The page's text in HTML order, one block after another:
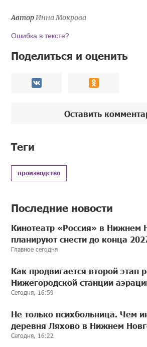
АвторИнна Мокрова
Ошибка в тексте?
Поделиться и оценить
Оставить
Теги
производство
Последние новости
Кинотеатр «Россия» в Нижнем
планируют снести до конца
Главное сегодня
Как продвигается второй этап
Нижегородской станции
Сегодня, 16:59
Не только психбольница. Чем
деревня Ляхово в Нижнем
Сегодня, 16:22